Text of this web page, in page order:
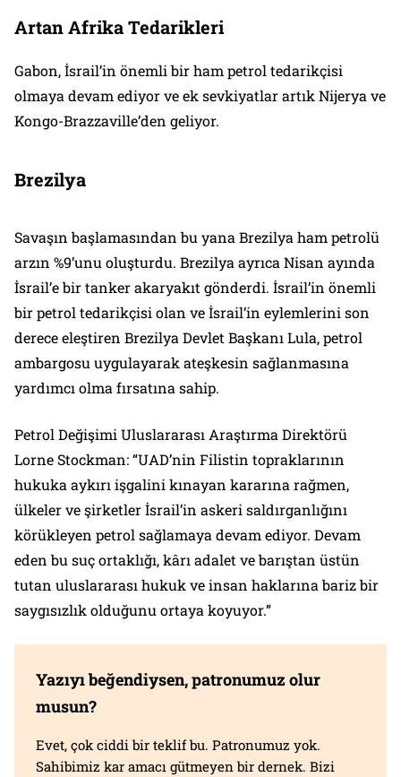
Artan Afrika Tedarikleri
Gabon, İsrail’in önemli bir ham petrol tedarikçisi
olmaya devam ediyor ve ek sevkiyatlar artık Nijerya ve
Kongo-Brazzaville’den geliyor.
Brezilya
Savaşın başlamasından bu yana Brezilya ham petrolü
arzın %9’unu oluşturdu. Brezilya ayrıca Nisan ayında
İsrail’e bir tanker akaryakıt gönderdi. İsrail’in önemli
bir petrol tedarikçisi olan ve İsrail’in eylemlerini son
derece eleştiren Brezilya Devlet Başkanı Lula, petrol
ambargosu uygulayarak ateşkesin sağlanmasına
yardımcı olma fırsatına sahip.
Petrol Değişimi Uluslararası Araştırma Direktörü
Lorne Stockman: “UAD’nin Filistin topraklarının
hukuka aykırı işgalini kınayan kararına rağmen,
ülkeler ve şirketler İsrail’in askeri saldırganlığını
körükleyen petrol sağlamaya devam ediyor. Devam
eden bu suç ortaklığı, kârı adalet ve barıştan üstün
tutan uluslararası hukuk ve insan haklarına bariz bir
saygısızlık olduğunu ortaya koyuyor.”
Yazıyı beğendiysen, patronumuz olur
musun?
Evet, çok ciddi bir teklif bu. Patronumuz yok.
Sahibimiz kar amacı gütmeyen bir dernek. Bizi